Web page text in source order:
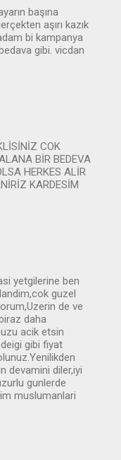
başına
aşırı kazık
bi kampanya
gibi. vicdan
COK
BİR BEDEVA
HERKES ALİR
KARDESİM
yetgilerine ben
guzel
de ve
daha
acik etsin
gibi fiyat
devamini diler,iyi
gunlerde
muslumanlari